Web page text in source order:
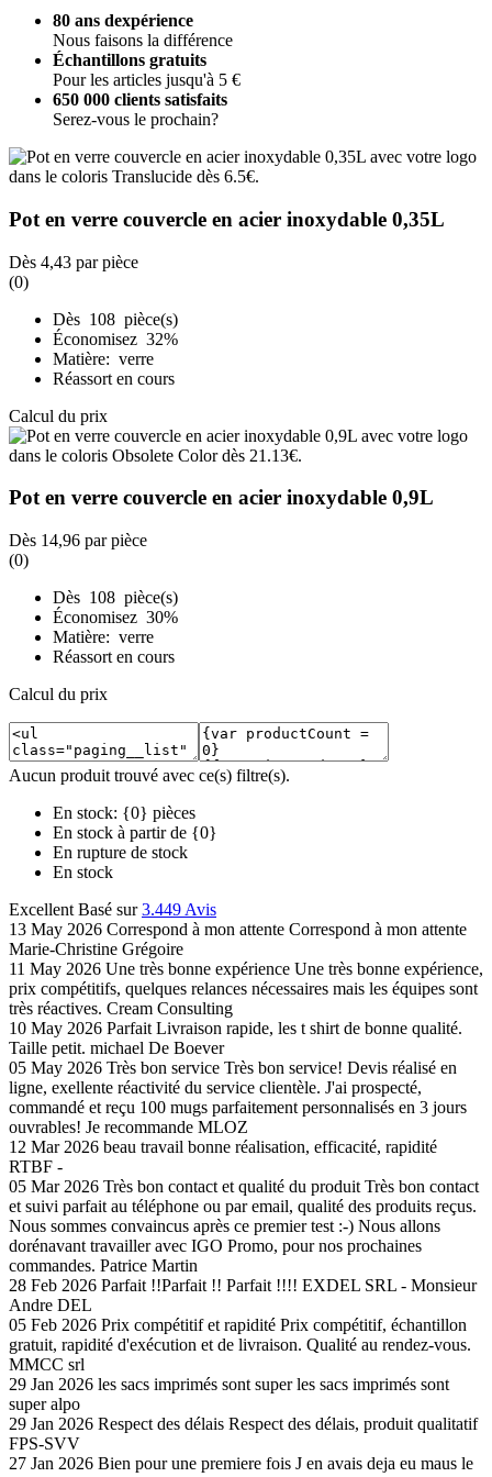
80 ans dexpérience
Nous faisons la différence
Échantillons gratuits
Pour les articles jusqu'à 5 €
650 000 clients satisfaits
Serez-vous le prochain?
Pot en verre couvercle en acier inoxydable 0,35L
Dès 4,43 par pièce
(0)
Dès 108 pièce(s)
Économisez 32%
Matière: verre
Réassort en cours
Calcul du prix
Pot en verre couvercle en acier inoxydable 0,9L
Dès 14,96 par pièce
(0)
Dès 108 pièce(s)
Économisez 30%
Matière: verre
Réassort en cours
Calcul du prix
Aucun produit trouvé avec ce(s) filtre(s).
En stock: {0} pièces
En stock à partir de {0}
En rupture de stock
En stock
Excellent Basé sur3.449 Avis
13 May 2026 Correspond à mon attente Correspond à mon attente
Marie-Christine Grégoire
11 May 2026 Une très bonne expérience Une très bonne expérience,
prix compétitifs, quelques relances nécessaires mais les équipes sont
très réactives. Cream Consulting
10 May 2026 Parfait Livraison rapide, les t shirt de bonne qualité.
Taille petit. michael De Boever
05 May 2026 Très bon service Très bon service! Devis réalisé en
ligne, exellente réactivité du service clientèle. J'ai prospecté,
commandé et reçu 100 mugs parfaitement personnalisés en 3 jours
ouvrables! Je recommande MLOZ
12 Mar 2026 beau travail bonne réalisation, efficacité, rapidité
RTBF -
05 Mar 2026 Très bon contact et qualité du produit Très bon contact
et suivi parfait au téléphone ou par email, qualité des produits reçus.
Nous sommes convaincus après ce premier test :-) Nous allons
dorénavant travailler avec IGO Promo, pour nos prochaines
commandes. Patrice Martin
28 Feb 2026 Parfait !!Parfait !! Parfait !!!! EXDEL SRL - Monsieur
Andre DEL
05 Feb 2026 Prix compétitif et rapidité Prix compétitif, échantillon
gratuit, rapidité d'exécution et de livraison. Qualité au rendez-vous.
MMCC srl
29 Jan 2026 les sacs imprimés sont super les sacs imprimés sont
super alpo
29 Jan 2026 Respect des délais Respect des délais, produit qualitatif
FPS-SVV
27 Jan 2026 Bien pour une premiere fois J en avais deja eu maus le